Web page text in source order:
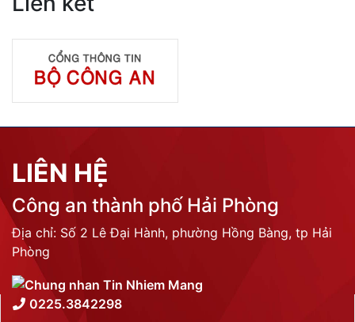
Quản lý xuất nhập cảnh
Phòng cháy chữa cháy
Đơn vị thực hiện
THƯ VIỆN ẢNH